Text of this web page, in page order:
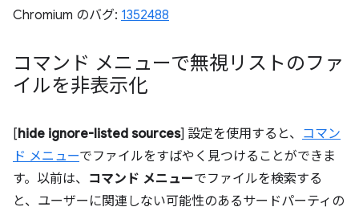
Chromium のバグ: 1352488
コマンド メニューで無視リストのファ
イルを非表示化
[hide ignore-listed sources] 設定を使用すると、 コマン
ド メニューでファイルをすばやく見つけることができま
す。以前は、 コマンド メニューでファイルを検索する
と、ユーザーに関連しない可能性のあるサードパーティの